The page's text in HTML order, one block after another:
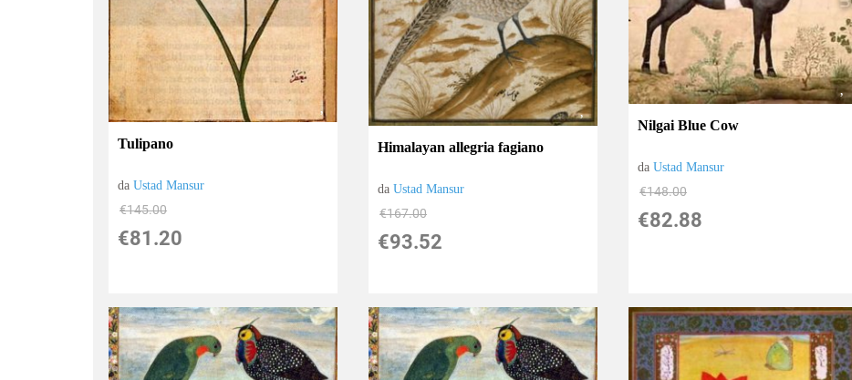
Tulipano
daUstad Mansur
€145.00
€81.20
Himalayan allegria fagiano
daUstad Mansur
€167.00
€93.52
Nilgai Blue Cow
daUstad Mansur
€148.00
€82.88